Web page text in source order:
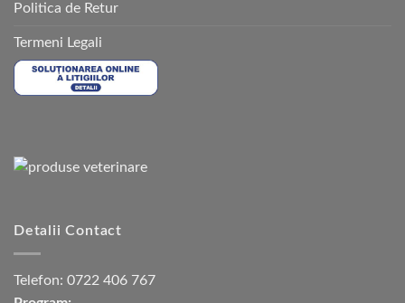
Politica de Retur
Termeni Legali
Detalii Contact
Telefon: 0722 406 767